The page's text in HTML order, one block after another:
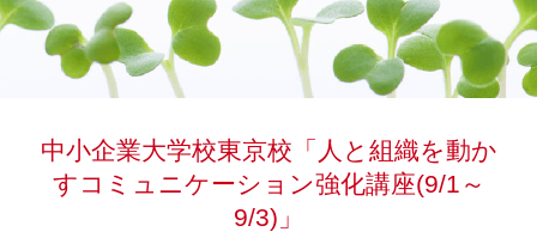
中小企業大学校東京校「人と組織を動か
すコミュニケーション強化講座(9/1～
9/3)」